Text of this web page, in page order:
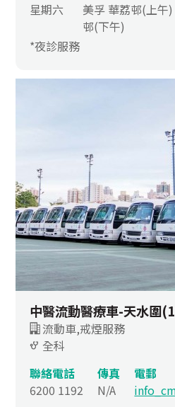
星期六
美孚 華荔邨(上午
邨(下午)
*夜診服務
中醫流動醫療車-天水圍
流動車,戒煙服務
全科
聯絡電話
6200 1192
傳真
N/A
電郵